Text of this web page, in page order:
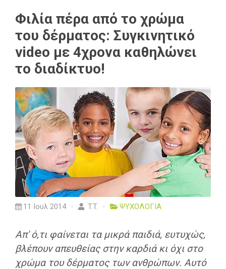
Φιλία πέρα από το χρώμα
του δέρματος: Συγκινητικό
video με 4χρονα καθηλώνει
το διαδίκτυο!
11 Ιουλ 2014 T.T. ΨΥΧΟΛΟΓΙΑ
Απ' ό,τι φαίνεται τα μικρά παιδιά, ευτυχώς,
βλέπουν απευθείας στην καρδιά κι όχι στο
χρώμα του δέρματος των ανθρώπων. Αυτό